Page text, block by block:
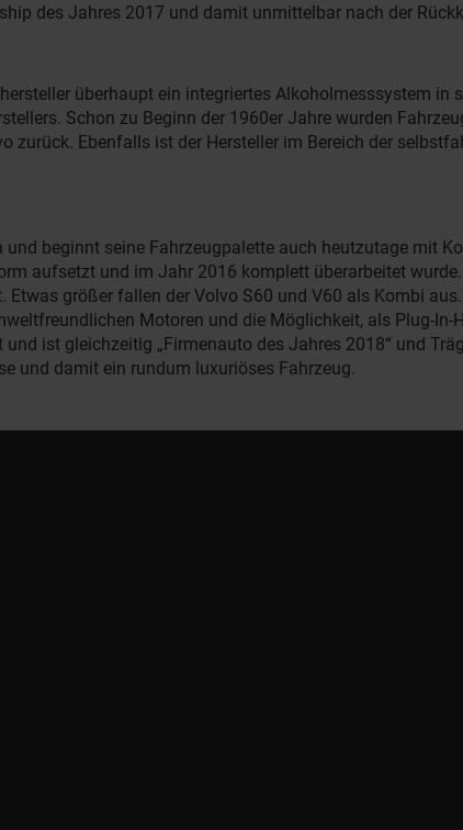
des Jahres 2017 und damit unmittelbar nach der
überhaupt ein integriertes Alkoholmesssystem
Schon zu Beginn der 1960er Jahre wurden
zurück. Ebenfalls ist der Hersteller im Bereich der
beginnt seine Fahrzeugpalette auch heutzutage mit
aufsetzt und im Jahr 2016 komplett überarbeitet
größer fallen der Volvo S60 und V60 als Kombi
Motoren und die Möglichkeit, als Plug-In-
ist gleichzeitig „Firmenauto des Jahres 2018“ und
und damit ein rundum luxuriöses Fahrzeug.